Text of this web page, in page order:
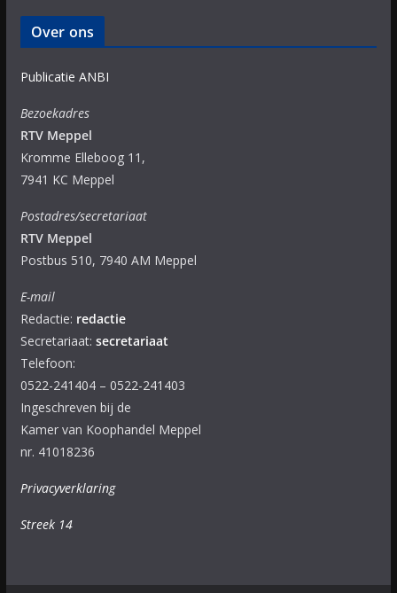
Over ons
Publicatie ANBI
Bezoekadres
RTV Meppel
Kromme Elleboog 11,
7941 KC Meppel
Postadres/secretariaat
RTV Meppel
Postbus 510, 7940 AM Meppel
E-mail
Redactie: redactie
Secretariaat: secretariaat
Telefoon:
0522-241404 – 0522-241403
Ingeschreven bij de
Kamer van Koophandel Meppel
nr. 41018236
Privacyverklaring
Streek 14